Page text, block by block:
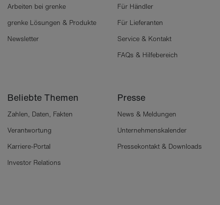
Arbeiten bei grenke
grenke Lösungen & Produkte
Newsletter
Für Händler
Für Lieferanten
Service & Kontakt
FAQs & Hilfebereich
Beliebte Themen
Zahlen, Daten, Fakten
Verantwortung
Karriere-Portal
Investor Relations
Presse
News & Meldungen
Unternehmenskalender
Pressekontakt & Downloads